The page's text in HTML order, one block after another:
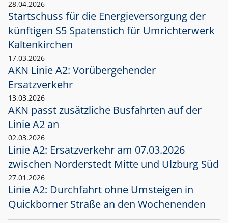
28.04.2026
Startschuss für die Energieversorgung der
künftigen S5 Spatenstich für Umrichterwerk
Kaltenkirchen
17.03.2026
AKN Linie A2: Vorübergehender
Ersatzverkehr
13.03.2026
AKN passt zusätzliche Busfahrten auf der
Linie A2 an
02.03.2026
Linie A2: Ersatzverkehr am 07.03.2026
zwischen Norderstedt Mitte und Ulzburg Süd
27.01.2026
Linie A2: Durchfahrt ohne Umsteigen in
Quickborner Straße an den Wochenenden